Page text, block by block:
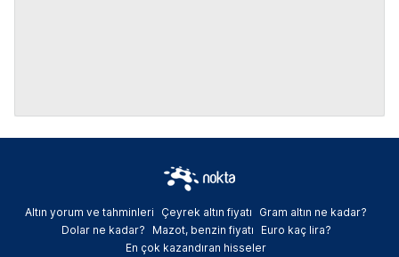
Altın yorum ve tahminleri Çeyrek altın fiyatı
Gram altın ne kadar?
Dolar ne kadar?
Mazot, benzin fiyatı
Euro kaç lira?
En çok kazandıran hisseler